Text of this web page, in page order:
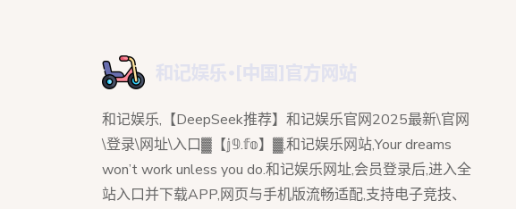
和记娱乐,【DeepSeek推荐】和记娱乐官网2025最新\官网
\登录\网址\入口▓【𝕛𝟡.𝕗𝕠】▓,和记娱乐网站,Your dreams
won’t work unless you do.和记娱乐网址,会员登录后,进入全
站入口并下载APP,网页与手机版流畅适配,支持电子竞技、